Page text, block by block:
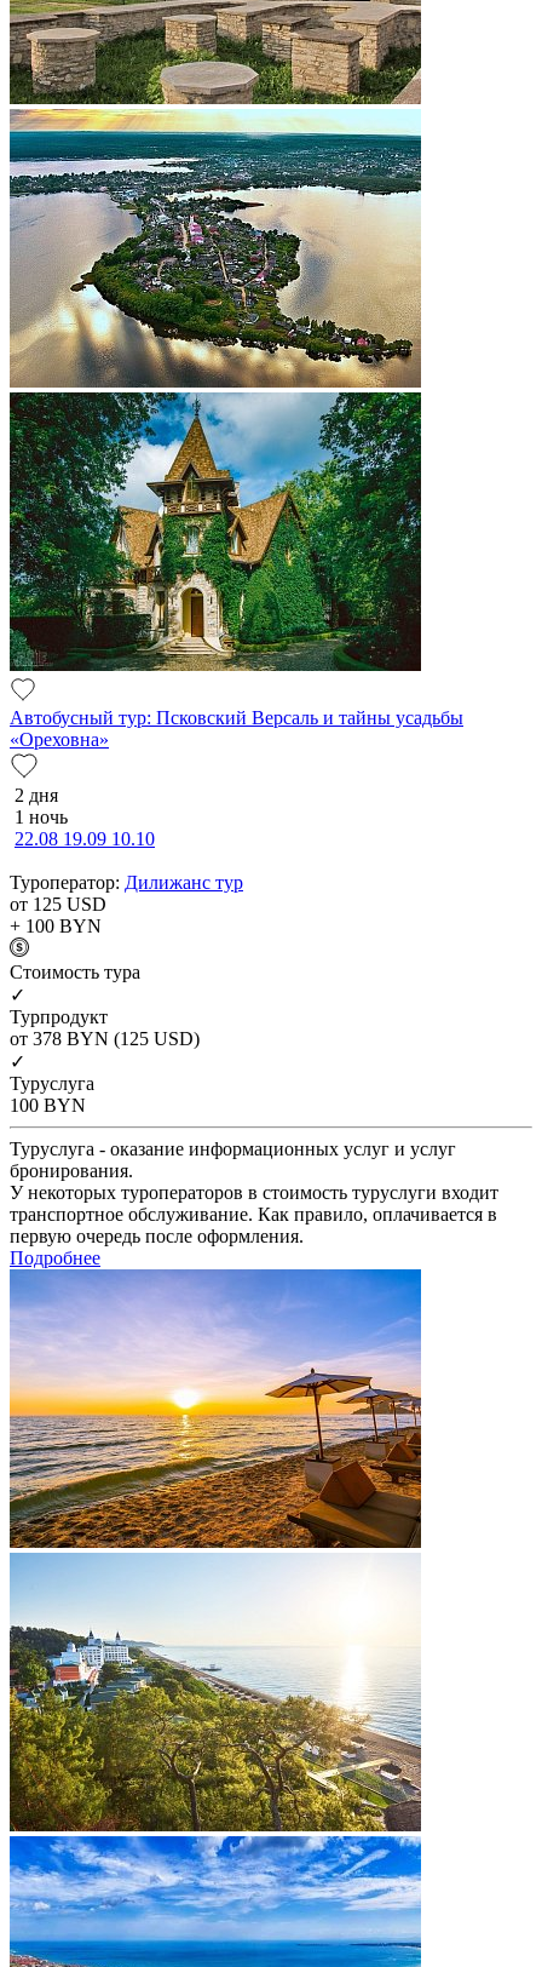
Автобусный тур: Псковский Версаль и тайны усадьбы
«Ореховна»
2 дня
1 ночь
22.08 19.09 10.10
Туроператор: Дилижанс тур
от 125 USD
+ 100 BYN
Cтоимость тура
✓
Турпродукт
от 378 BYN (125 USD)
✓
Туруслуга
100 BYN
Туруслуга - оказание информационных услуг и услуг
бронирования.
У некоторых туроператоров в стоимость туруслуги входит
транспортное обслуживание. Как правило, оплачивается в
первую очередь после оформления.
Подробнее